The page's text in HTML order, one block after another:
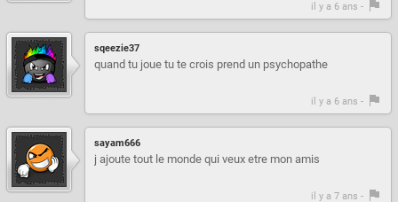
il y a 6 ans -
sqeezie37
quand tu joue tu te crois prend un psychopathe
il y a 6 ans -
sayam666
j ajoute tout le monde qui veux etre mon amis
il y a 7 ans -